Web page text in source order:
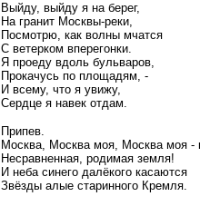
Выйду, выйду я на берег,
На гранит Москвы-реки,
Посмотрю, как волны мчатся
С ветерком вперегонки.
Я проеду вдоль бульваров,
Прокачусь по площадям, -
И всему, что я увижу,
Сердце я навек отдам.
Припев.
Москва, Москва моя, Москва моя -
Несравненная, родимая земля!
И неба синего далёкого касаются
Звёзды алые старинного Кремля.